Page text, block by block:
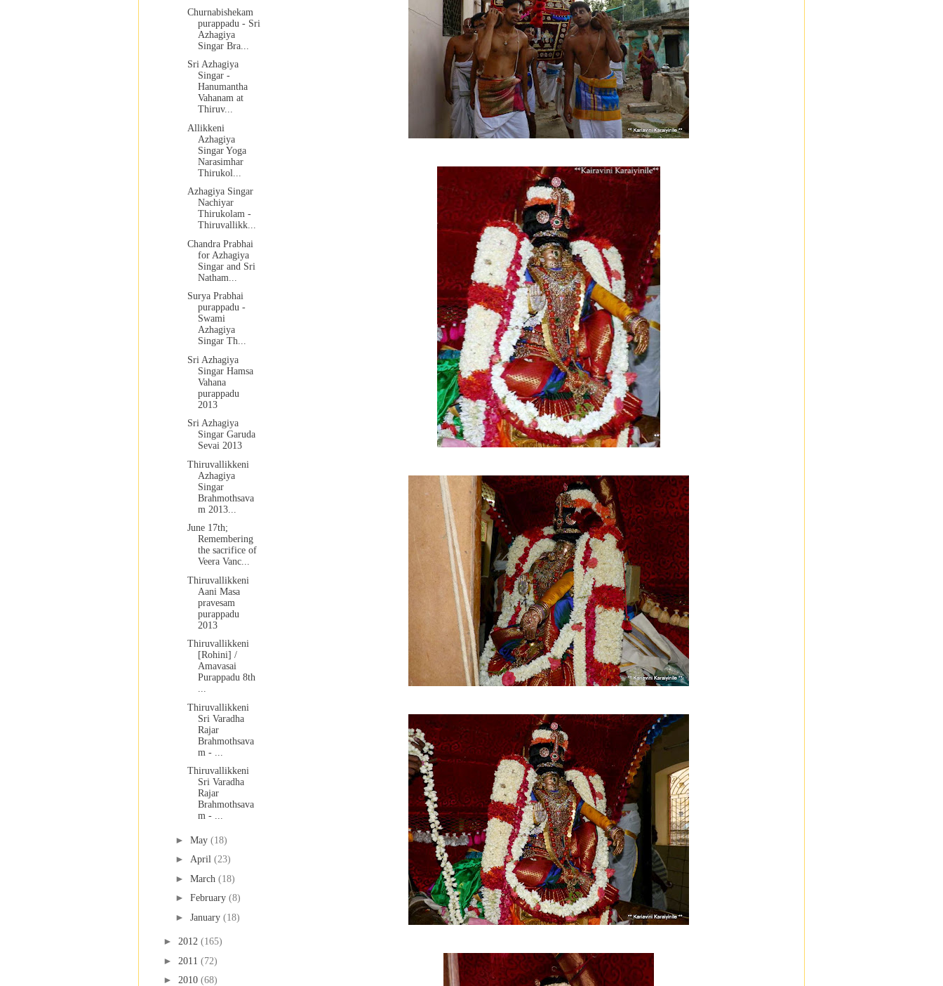
Churnabishekam
purappadu - Sri
Azhagiya
Singar Bra...
Sri Azhagiya
Singar -
Hanumantha
Vahanam at
Thiruv...
Allikkeni
Azhagiya
Singar Yoga
Narasimhar
Thirukol...
Azhagiya Singar
Nachiyar
Thirukolam -
Thiruvallikk...
Chandra Prabhai
for Azhagiya
Singar and Sri
Natham...
Surya Prabhai
purappadu -
Swami
Azhagiya
Singar Th...
Sri Azhagiya
Singar Hamsa
Vahana
purappadu
2013
Sri Azhagiya
Singar Garuda
Sevai 2013
Thiruvallikkeni
Azhagiya
Singar
Brahmothsava
m 2013...
June 17th;
Remembering
the sacrifice of
Veera Vanc...
Thiruvallikkeni
Aani Masa
pravesam
purappadu
2013
Thiruvallikkeni
[Rohini] /
Amavasai
Purappadu 8th
...
Thiruvallikkeni
Sri Varadha
Rajar
Brahmothsava
m - ...
Thiruvallikkeni
Sri Varadha
Rajar
Brahmothsava
m - ...
► May (18)
► April (23)
► March (18)
► February (8)
► January (18)
► 2012 (165)
► 2011 (72)
► 2010 (68)